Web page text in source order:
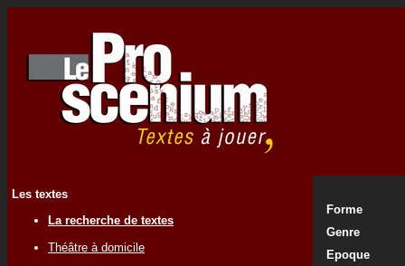
Les textes
La recherche de textes
Théâtre à domicile
Forme
Genre
Epoque